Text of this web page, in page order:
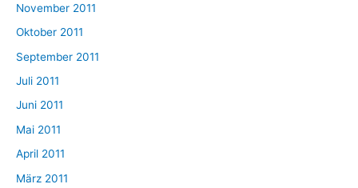
November 2011
Oktober 2011
September 2011
Juli 2011
Juni 2011
Mai 2011
April 2011
März 2011